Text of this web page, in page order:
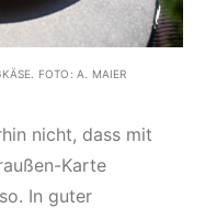
FOTO: A. MAIER
nicht, dass mit
Karte
In guter